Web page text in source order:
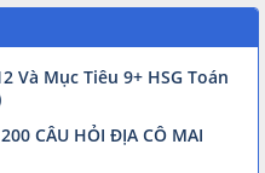
Và Mục Tiêu 9+ HSG Toán
CÂU HỎI ĐỊA CÔ MAI